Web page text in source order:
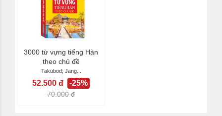
3000 từ vựng tiếng Hàn
theo chủ đề
Takubod; Jang...
52.500 đ -25%
70.000 đ